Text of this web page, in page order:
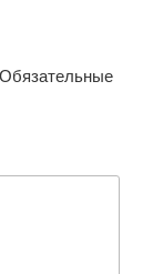
Обязательные